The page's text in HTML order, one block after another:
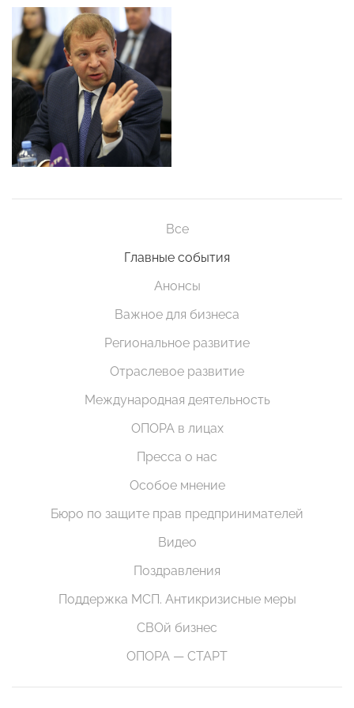
Все
Главные события
Анонсы
Важное для бизнеса
Региональное развитие
Отраслевое развитие
Международная деятельность
ОПОРА в лицах
Пресса о нас
Особое мнение
Бюро по защите прав предпринимателей
Видео
Поздравления
Поддержка МСП. Антикризисные меры
СВОй бизнес
ОПОРА — СТАРТ